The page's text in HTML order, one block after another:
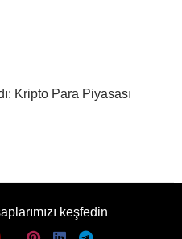
Kripto Para Piyasası
keşfedin